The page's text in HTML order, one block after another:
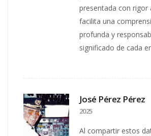
presentada con rigor
facilita una
profunda y
significado de cada
José Pérez Pérez
2025
Al compartir estos